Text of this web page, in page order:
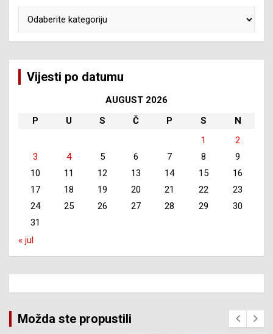
Vijesti po datumu
AUGUST 2026
P
U S Č P S
N
1
2
3
4 5 6 7 8
9
10
11 12 13 14 15
16
17
18 19 20 21 22
23
24
25 26 27 28 29
30
31
« jul
Možda ste propustili